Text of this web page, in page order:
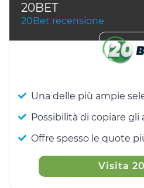
20BET
20Bet recensione
Una delle più ampie
Possibilità di copiare
Offre spesso le quote
Visita